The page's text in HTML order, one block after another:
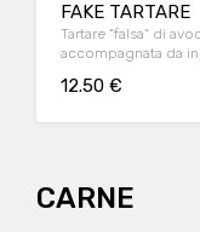
FAKE TARTARE
Tartare "falsa" di
accompagnata da
12.50 €
CARNE